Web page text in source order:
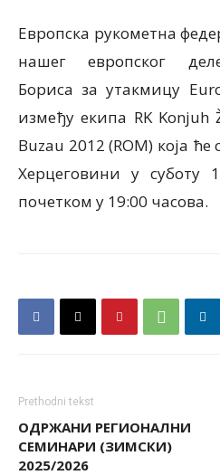
Европска рукометна
нашег европског
Бориса за утакмицу
између екипа RK Konjuh
Buzau 2012 (ROM) која
Херцеговини у суботу
почетком у 19:00 часова.
Prethodni tekst
ОДРЖАНИ РЕГИОНАЛНИ
СЕМИНАРИ (ЗИМСКИ)
2025/2026